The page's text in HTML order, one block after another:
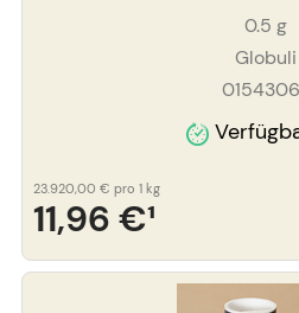
0.5 g
Globuli
11,96 €¹
23.920,00 € pro 1 kg